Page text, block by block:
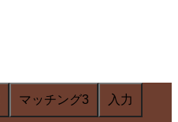
マッチング3 入力